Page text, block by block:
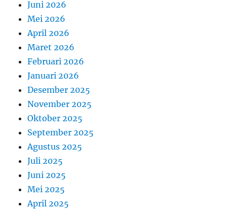
Juni 2026
Mei 2026
April 2026
Maret 2026
Februari 2026
Januari 2026
Desember 2025
November 2025
Oktober 2025
September 2025
Agustus 2025
Juli 2025
Juni 2025
Mei 2025
April 2025